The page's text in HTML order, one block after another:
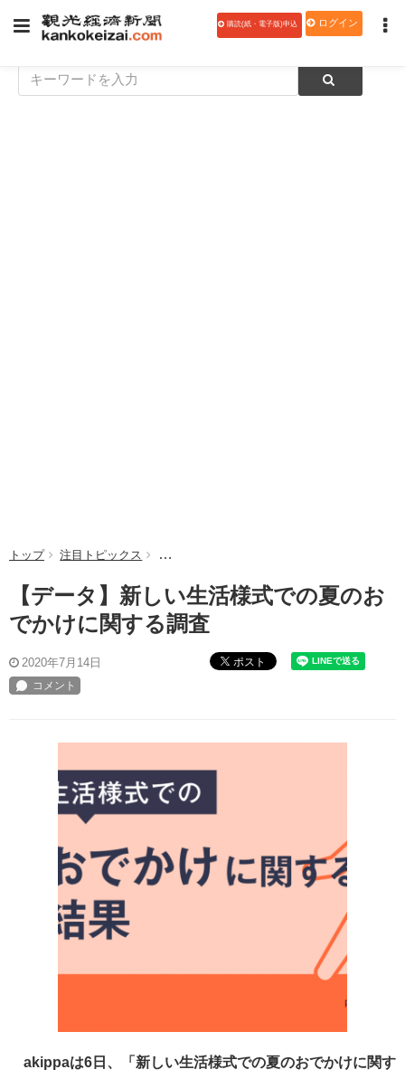
購読(紙・電子版)申込 ログイン
トップ 注目トピックス 【データ】新しい生活様式での夏のおでかけ
【データ】新しい生活様式での夏のお
でかけに関する調査
2020年7月14日 ポスト
akippaは6日、「新しい生活様式での夏のおでかけに関す